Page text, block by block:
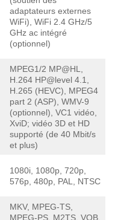
adaptateurs externes
WiFi), WiFi 2.4 GHz/5
GHz ac intégré
(optionnel)
MPEG1/2 MP@HL,
H.264 HP@level 4.1,
H.265 (HEVC), MPEG4
part 2 (ASP), WMV-9
(optionnel), VC1 vidéo,
XviD; vidéo 3D et HD
supporté (de 40 Mbit/s
et plus)
1080i, 1080p, 720p,
576p, 480р, PAL, NTSC
MKV, MPEG-TS,
MPEG-PS, M2TS, VOB,